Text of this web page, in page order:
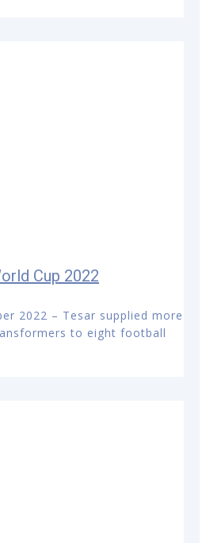
Cup 2022
2022 – Tesar supplied more
to eight football